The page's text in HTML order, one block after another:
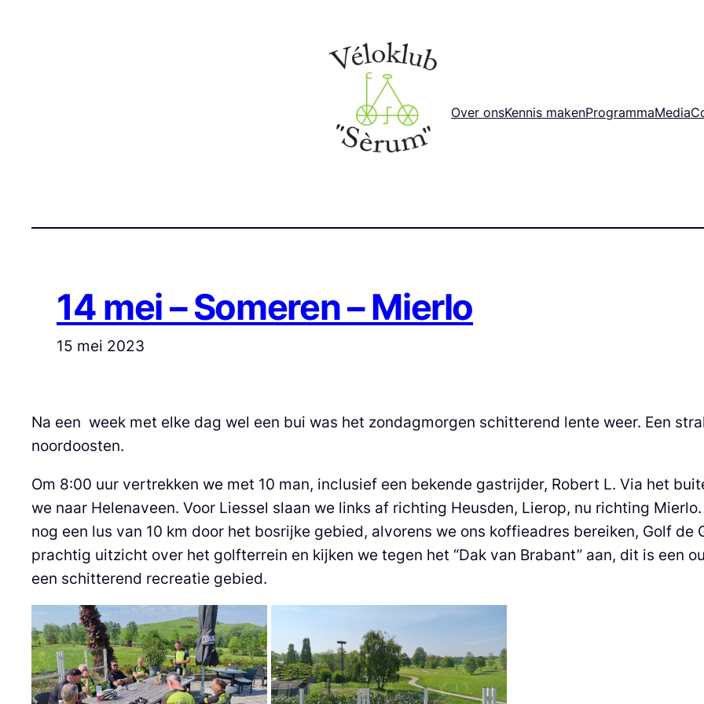
Over onsKennis makenProgrammaMedia
14 mei – Someren – Mierlo
15 mei 2023
Na een week met elke dag wel een bui was het zondagmorgen schitterend lente weer. Een
noordoosten.
Om 8:00 uur vertrekken we met 10 man, inclusief een bekende gastrijder, Robert L. Via het
we naar Helenaveen. Voor Liessel slaan we links af richting Heusden, Lierop, nu richting
nog een lus van 10 km door het bosrijke gebied, alvorens we ons koffieadres bereiken, Golf de
prachtig uitzicht over het golfterrein en kijken we tegen het “Dak van Brabant” aan, dit is een
een schitterend recreatie gebied.